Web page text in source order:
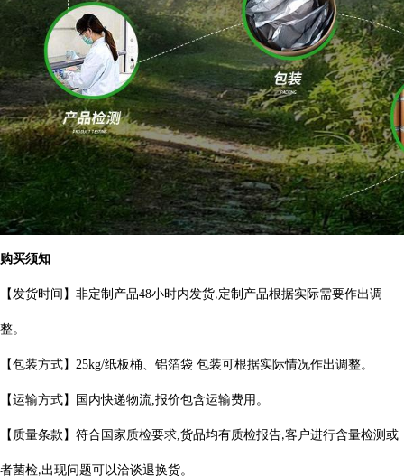
购买须知
【发货时间】非定制产品48小时内发货,定制产品根据实际需要作出调
整。
【包装方式】 25kg/纸板桶、铝箔袋 包装可根据实际情况作出调整。
【运输方式】国内快递物流 报价包含运输费用。
【质量条款】符合国家质检要求 货品均有质检报告,客户进行含量检测或
者菌检,出现问题可以洽谈退换货。